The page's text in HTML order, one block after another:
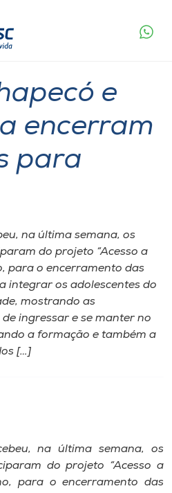
e
encerram
para
na última semana, os
do projeto “Acesso a
para o encerramento das
integrar os adolescentes do
mostrando as
ingressar e se manter no
a formação e também a
[…]
na última semana, os
do projeto “Acesso a
para o encerramento das